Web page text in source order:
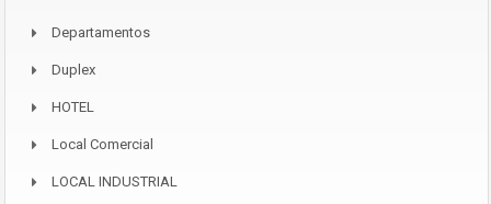
Departamentos
Duplex
HOTEL
Local Comercial
LOCAL INDUSTRIAL